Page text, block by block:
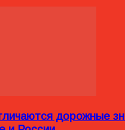
дорожные